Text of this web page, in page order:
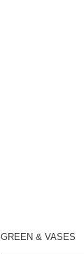
GREEN & VASES